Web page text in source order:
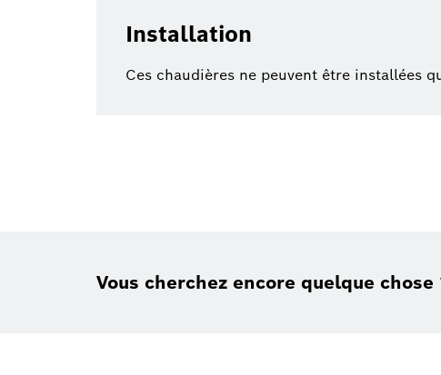
Installation
Ces chaudières ne peuvent être installées
Vous cherchez encore quelque chose